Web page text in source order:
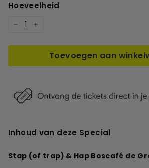
Hoeveelheid
+
Toevoegen aan
Inhoud van deze Special
Stap (of trap) & Hap Boscafé de